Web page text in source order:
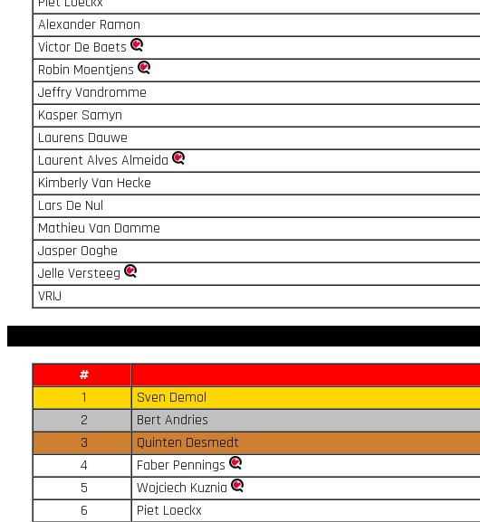
Alexander Ramon
Victor De Baets
Robin Moentjens
Jeffry Vandromme
Kasper Samyn
Laurens Dauwe
Laurent Alves Almeida
Kimberly Van Hecke
Lars De Nul
Mathieu Van Damme
Jasper Ooghe
Jelle Versteeg
VRIJ
#
1
Sven Demol
2
Bert Andries
3
Quinten Desmedt
4
Faber Pennings
5
Wojciech Kuznia
6
Piet Loeckx